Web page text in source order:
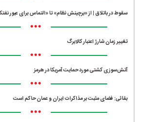
سقوط در باتلاق | از «برچینش نظام» تا «التماس برای عبور
•••
تغییر زمان شارژ اعتبار کالابرگ
•••
آتش‌سوزی کشتی مورد حمایت آمریکا در هرمز
•••
بقائی: فضای مثبت بر مذاکرات ایران و عمان حاکم است
•••